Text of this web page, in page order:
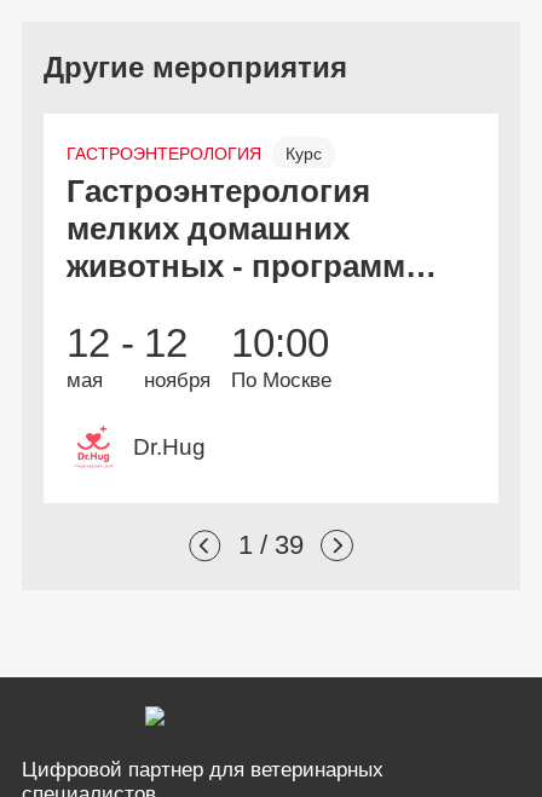
Другие мероприятия
ГАСТРОЭНТЕРОЛОГИЯ Курс
Онлайн и офлайн Бесплатно
Гастроэнтерология
мелких домашних
животных - программа
профессиональной
переподготовки
12 -
мая
12
ноября
10:00
По Москве
Dr.Hug
1 / 39
Цифровой партнер для ветеринарных